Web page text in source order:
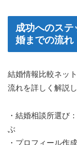
成功へのス
婚までの流れ
結婚情報比較ネッ
流れを詳しく解説し
・結婚相談所選び
ぶ
・プロフィール作